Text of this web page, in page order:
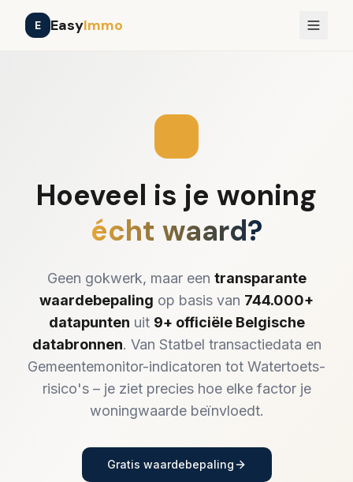
E EasyImmo
Hoeveel is je woning
écht waard?
Geen gokwerk, maar een transparante
waardebepaling op basis van 744.000+
datapunten uit 9+ officiële Belgische
databronnen. Van Statbel transactiedata en
Gemeentemonitor-indicatoren tot Watertoets-
risico's – je ziet precies hoe elke factor je
woningwaarde beïnvloedt.
Gratis waardebepaling